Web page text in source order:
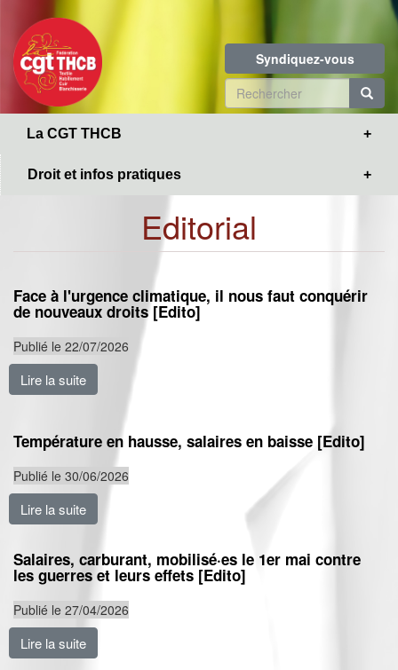
contenu
principal
Syndiquez-vous
Formulaire
de
La CGT THCB
Droit et infos pratiques
Editorial
Face à l'urgence climatique, il nous faut conquérir
de nouveaux droits [Edito]
Publié le 22/07/2026
Lire la suite de Face à l'urgence climatique, il nous faut
Température en hausse, salaires en baisse [Edito]
Publié le 30/06/2026
Lire la suite de Température en hausse, salaires en baisse [Edito]
Salaires, carburant, mobilisé·es le 1er mai contre
les guerres et leurs effets [Edito]
Publié le 27/04/2026
Lire la suite